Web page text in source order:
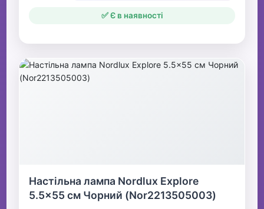
✅ Є в наявності
Настільна лампа Nordlux Explore
5.5x55 см Чорний (Nor2213505003)